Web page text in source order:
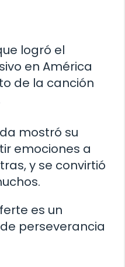
logró el
en América
de la canción
mostró su
emociones a
y se convirtió
es un
perseverancia